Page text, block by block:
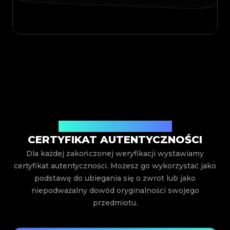
CERTYFIKAT AUTENTYCZNOŚCI
Dla każdej zakończonej weryfikacji wystawiamy
certyfikat autentyczności. Możesz go wykorzystać jako
podstawę do ubiegania się o zwrot lub jako
niepodważalny dowód oryginalności swojego
przedmiotu.